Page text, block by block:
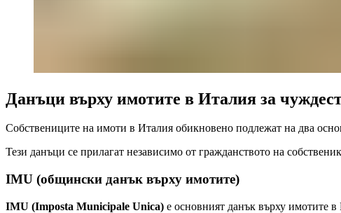
Данъци върху имотите в Италия за
Собствениците на имоти в Италия обикновено подлежат на два
Тези данъци се прилагат независимо от гражданството на
IMU (общински данък върху имотите)
IMU (Imposta Municipale Unica) е основният данък върху имотите в